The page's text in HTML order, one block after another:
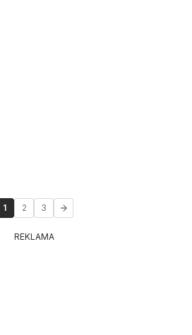
1 2 3
REKLAMA